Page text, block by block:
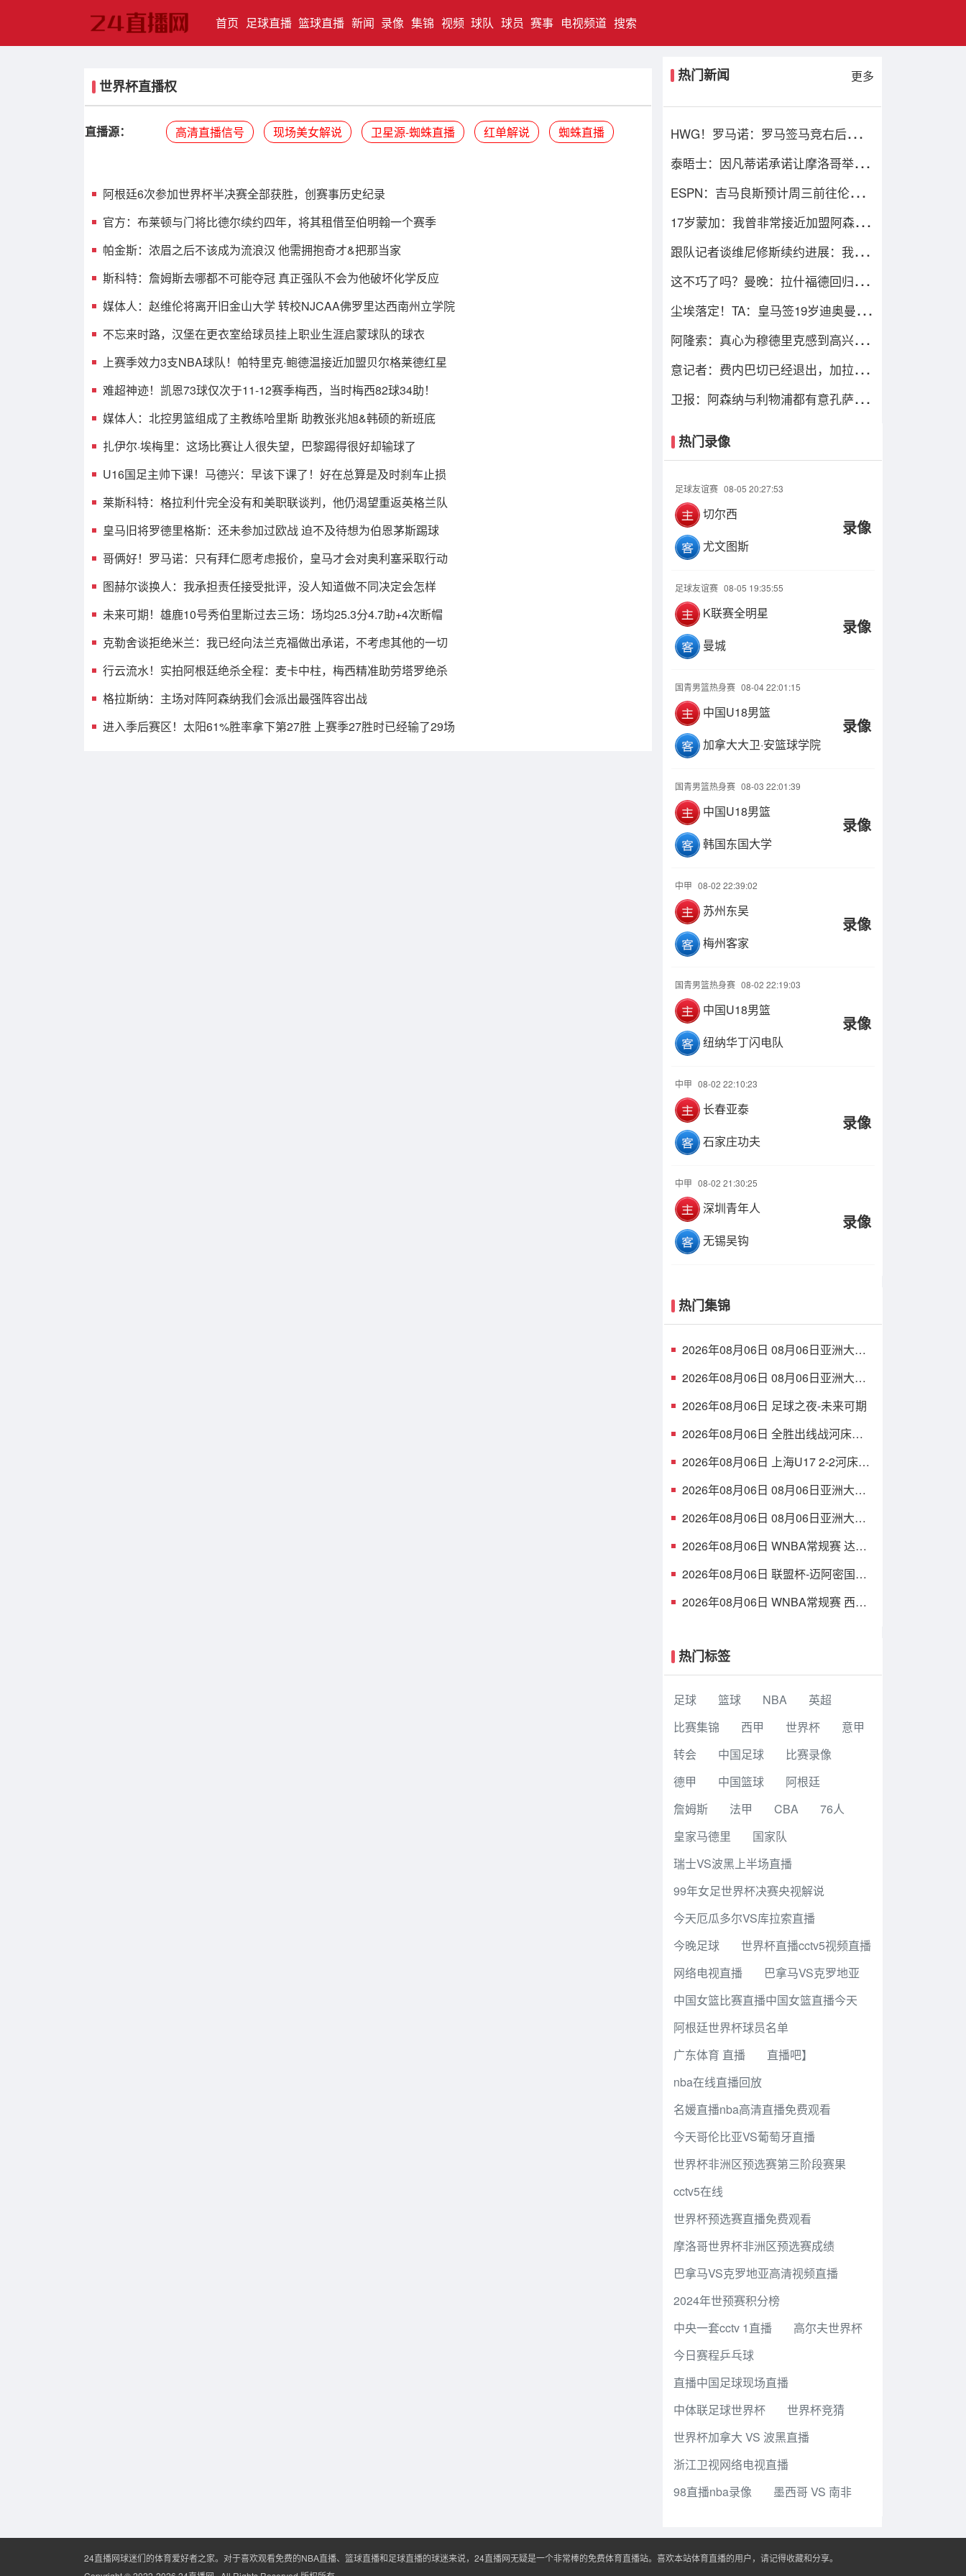
首页 (current)
足球直播 篮球直播 新闻 录像 集锦 视频 球队 球员 赛事 电视频道 搜索
世界杯直播权
直播源： 高清直播信号 现场美女解说 卫星源-蜘蛛直播 红单解说 蜘蛛直播
阿根廷6次参加世界杯半决赛全部获胜，创赛事历史纪录
官方：布莱顿与门将比德尔续约四年，将其租借至伯明翰一个赛季
帕金斯：浓眉之后不该成为流浪汉 他需拥抱奇才&把那当家
斯科特：詹姆斯去哪都不可能夺冠 真正强队不会为他破坏化学反应
媒体人：赵维伦将离开旧金山大学 转校NJCAA佛罗里达西南州立学院
不忘来时路，汉堡在更衣室给球员挂上职业生涯启蒙球队的球衣
上赛季效力3支NBA球队！帕特里克·鲍德温接近加盟贝尔格莱德红星
难超神迹！凯恩73球仅次于11-12赛季梅西，当时梅西82球34助！
媒体人：北控男篮组成了主教练哈里斯 助教张兆旭&韩硕的新班底
扎伊尔·埃梅里：这场比赛让人很失望，巴黎踢得很好却输球了
U16国足主帅下课！马德兴：早该下课了！好在总算是及时刹车止损
莱斯科特：格拉利什完全没有和美职联谈判，他仍渴望重返英格兰队
皇马旧将罗德里格斯：还未参加过欧战 迫不及待想为伯恩茅斯踢球
哥俩好！罗马诺：只有拜仁愿考虑报价，皇马才会对奥利塞采取行动
图赫尔谈换人：我承担责任接受批评，没人知道做不同决定会怎样
未来可期！雄鹿10号秀伯里斯过去三场：场均25.3分4.7助+4次断帽
克勒舍谈拒绝米兰：我已经向法兰克福做出承诺，不考虑其他的一切
行云流水！实拍阿根廷绝杀全程：麦卡中柱，梅西精准助劳塔罗绝杀
格拉斯纳：主场对阵阿森纳我们会派出最强阵容出战
进入季后赛区！太阳61%胜率拿下第27胜 上赛季27胜时已经输了29场
热门新闻 更多
HWG！罗马诺：罗马签马竞右后卫莫
泰晤士：因凡蒂诺承诺让摩洛哥举办
ESPN：吉马良斯预计周三前往伦敦，
17岁蒙加：我曾非常接近加盟阿森
跟队记者谈维尼修斯续约进展：我再
这不巧了吗？曼晚：拉什福德回归曼
尘埃落定！TA：皇马签19岁迪奥曼德
阿隆索：真心为穆德里克感到高兴，
意记者：费内巴切已经退出，加拉塔
卫报：阿森纳与利物浦都有意孔萨，
热门录像
足球友谊赛 08-05 20:27:53
切尔西
尤文图斯
录像
足球友谊赛 08-05 19:35:55
K联赛全明星
曼城
录像
国青男篮热身赛 08-04 22:01:15
中国U18男篮
加拿大大卫·安篮球学院
录像
国青男篮热身赛 08-03 22:01:39
中国U18男篮
韩国东国大学
录像
中甲 08-02 22:39:02
苏州东吴
梅州客家
录像
国青男篮热身赛 08-02 22:19:03
中国U18男篮
纽纳华丁闪电队
录像
中甲 08-02 22:10:23
长春亚泰
石家庄功夫
录像
中甲 08-02 21:30:25
深圳青年人
无锡吴钩
录像
热门集锦
2026年08月06日 08月06日亚洲大学
律宾大学 集锦
2026年08月06日 08月06日亚洲大学
高丽大学 集锦
2026年08月06日 足球之夜-未来可期
2026年08月06日 全胜出线战河床
源登场1分钟传射
2026年08月06日 上海U17 2-2河床锁
战A组第2
2026年08月06日 08月06日亚洲大学
海交通大学 集锦
2026年08月06日 08月06日亚洲大学
治大学 集锦
2026年08月06日 WNBA常规赛 达拉
锦
2026年08月06日 联盟杯-迈阿密国际
帽
2026年08月06日 WNBA常规赛 西雅
热门标签
足球 篮球 NBA
英超
比赛集锦
西甲 世界杯
意甲
转会
中国足球
比赛录像
德甲
中国篮球
阿根廷
詹姆斯
法甲 CBA
76人
皇家马德里
国家队
瑞士VS波黑上半场直播
99年女足世界杯决赛央视解说
今天厄瓜多尔VS库拉索直播
今晚足球
世界杯直播cctv5视频直播
网络电视直播
巴拿马VS克罗地亚
中国女篮比赛直播中国女篮直播今天
阿根廷世界杯球员名单
广东体育 直播
直播吧】
nba在线直播回放
名媛直播nba高清直播免费观看
今天哥伦比亚VS葡萄牙直播
世界杯非洲区预选赛第三阶段赛果
cctv5在线
世界杯预选赛直播免费观看
摩洛哥世界杯非洲区预选赛成绩
巴拿马VS克罗地亚高清视频直播
2024年世预赛积分榜
中央一套cctv 1直播
高尔夫世界杯
今日赛程乒乓球
直播中国足球现场直播
中体联足球世界杯
世界杯竞猜
世界杯加拿大 VS 波黑直播
浙江卫视网络电视直播
98直播nba录像
墨西哥 VS 南非
24直播网球迷们的体育爱好者之家。对于喜欢观看免费的NBA直播、篮球直播和足球直播的球迷来说，24直播网无疑是一个非常棒的免费体育直播站。喜欢本站体育直播的用户，请记得收藏和分享。